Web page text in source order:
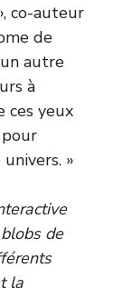
co-auteur
de
un autre
à
ces yeux
»
de
la